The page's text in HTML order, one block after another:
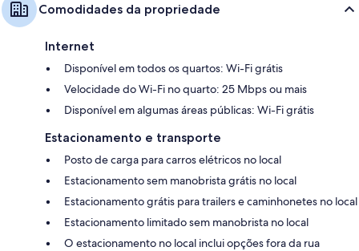
Comodidades da propriedade
Internet
Disponível em todos os quartos: Wi-Fi grátis
Velocidade do Wi-Fi no quarto: 25 Mbps ou mais
Disponível em algumas áreas públicas: Wi-Fi grátis
Estacionamento e transporte
Posto de carga para carros elétricos no local
Estacionamento sem manobrista grátis no local
Estacionamento grátis para trailers e caminhonetes no local
Estacionamento limitado sem manobrista no local
O estacionamento no local inclui opções fora da rua